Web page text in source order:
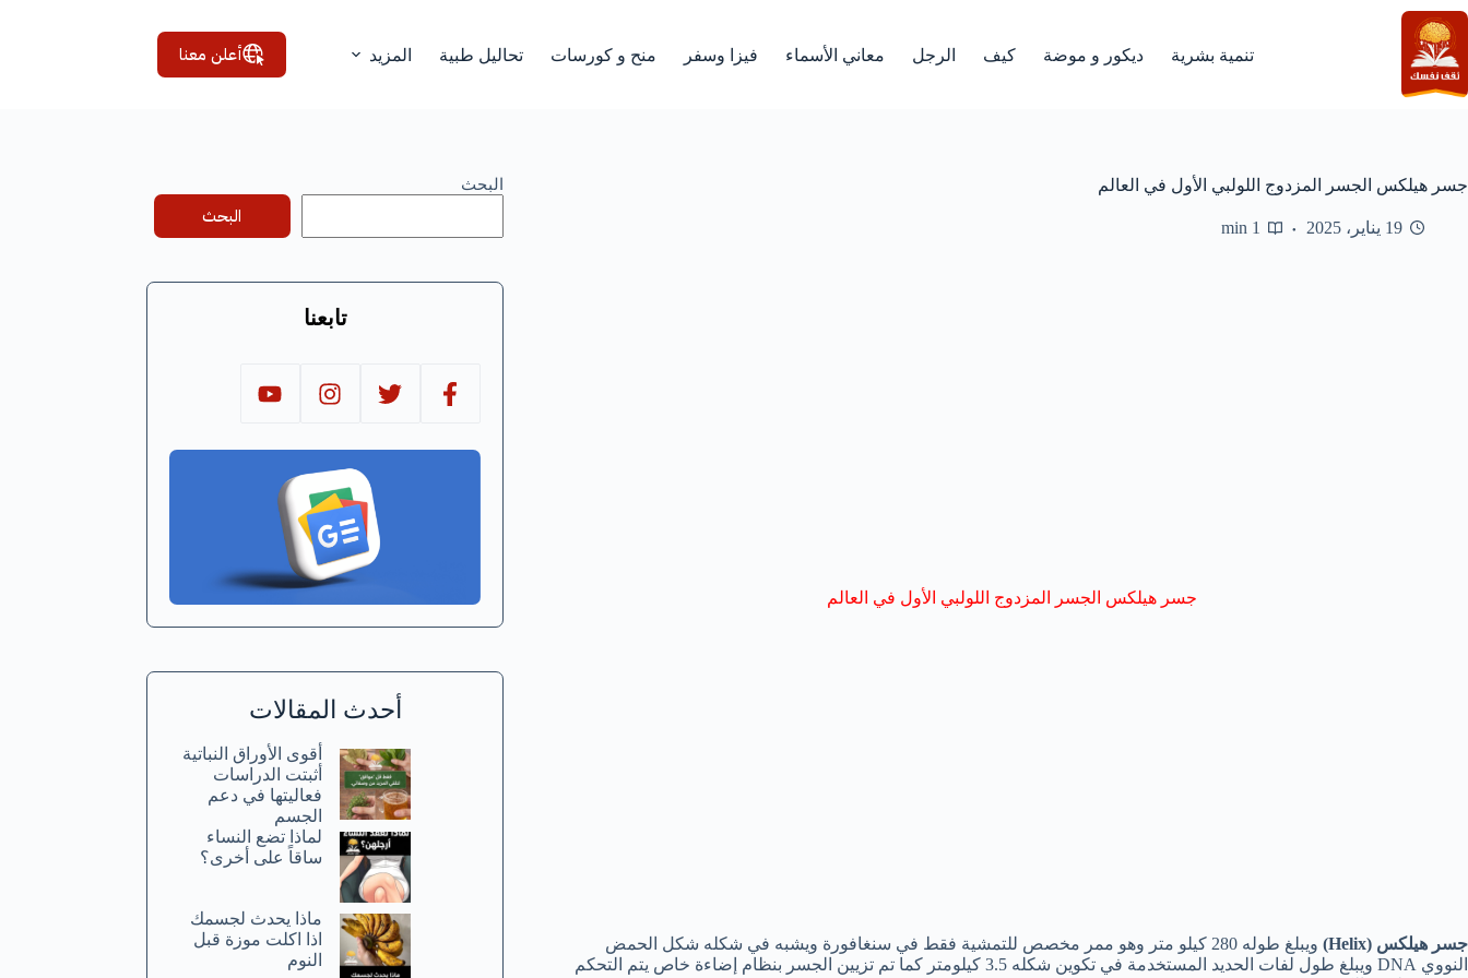
التجاوز
إلى
المحتوى
تنمية بشرية ديكور و موضة كيف الرجل معاني الأسماء فيزا وسفر منح و كورسات تحاليل طبية المزيد أعلن معنا
جسر هيلكس الجسر المزدوج اللولبي الأول في العالم
19 يناير، 2025 1 min
جسر هيلكس الجسر المزدوج اللولبي الأول في العالم
جسر هيلكس (Helix)
ويبلغ طوله 280 كيلو متر وهو ممر مخصص للتمشية فقط في سنغافورة ويشبه في شكله شكل الحمض
النووي DNA ويبلغ طول لفات الحديد المستخدمة في تكوين شكله 3.5 كيلومتر كما تم تزيين الجسر بنظام إضاءة خاص يتم التحكم
البحث
البحث
تابعنا
أحدث المقالات
أقوى الأوراق النباتية
أثبتت الدراسات
فعاليتها في دعم
الجسم
لماذا تضع النساء
ساقاً على أخرى؟
ماذا يحدث لجسمك
اذا اكلت موزة قبل
النوم